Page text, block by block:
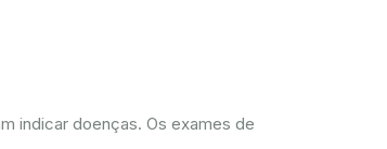
indicar doenças. Os exames de